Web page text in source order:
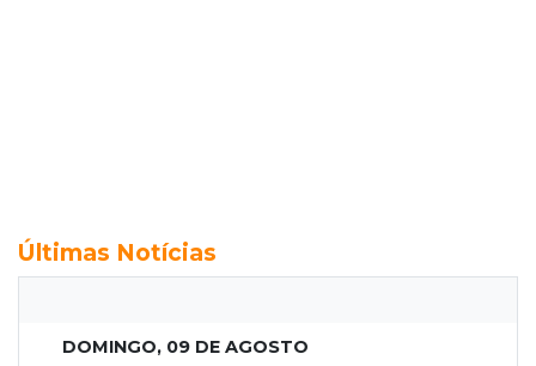
Últimas Notícias
DOMINGO, 09 DE AGOSTO